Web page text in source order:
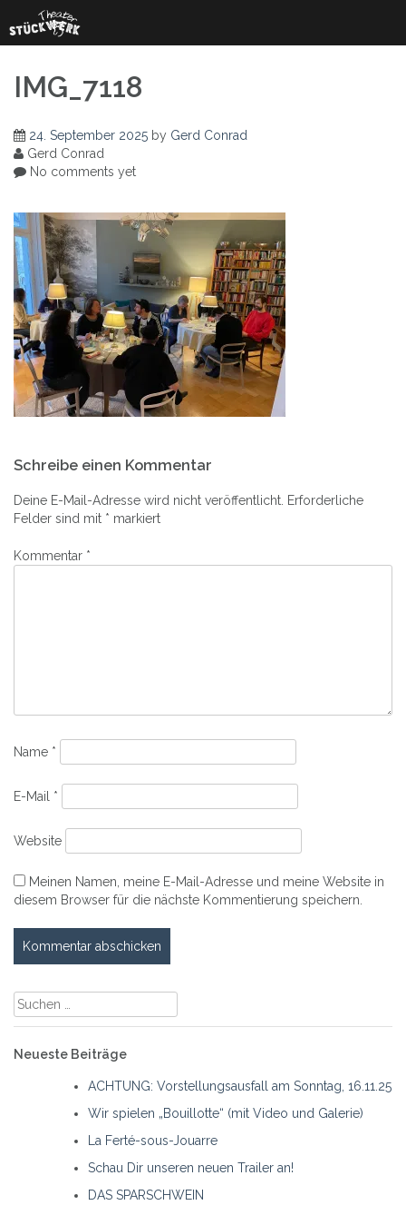
to
content
IMG_7118
24. September 2025 by Gerd Conrad
Gerd Conrad
No comments yet
Navigation
Schreibe einen Kommentar
Deine E-Mail-Adresse wird nicht veröffentlicht. Erforderliche
Felder sind mit * markiert
Kommentar *
Name *
E-Mail *
Website
Meinen Namen, meine E-Mail-Adresse und meine Website in
diesem Browser für die nächste Kommentierung speichern.
Suche
nach:
Neueste Beiträge
ACHTUNG: Vorstellungsausfall am Sonntag, 16.11.25
Wir spielen „Bouillotte“ (mit Video und Galerie)
La Ferté-sous-Jouarre
Schau Dir unseren neuen Trailer an!
DAS SPARSCHWEIN